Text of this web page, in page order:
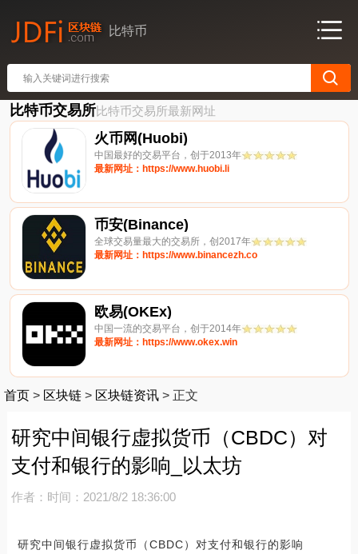
比特币
比特币交易所比特币交易所最新网址
火币网(Huobi)
中国最好的交易平台，创于2013年
最新网址：https://www.huobi.li
币安(Binance)
全球交易量最大的交易所，创2017年
最新网址：https://www.binancezh.co
欧易(OKEx)
中国一流的交易平台，创于2014年
最新网址：https://www.okex.win
首页 > 区块链 > 区块链资讯 > 正文
研究中间银行虚拟货币（CBDC）对
支付和银行的影响_以太坊
作者： 时间：2021/8/2 18:36:00
研究中间银行虚拟货币（CBDC）对支付和银行的影响